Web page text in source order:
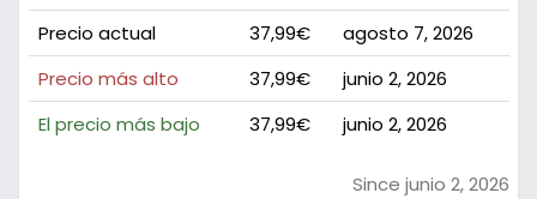
Precio actual 37,99€
agosto 7, 2026
Precio más alto
37,99€
junio 2, 2026
El precio más bajo
37,99€ junio 2, 2026
Since junio 2, 2026